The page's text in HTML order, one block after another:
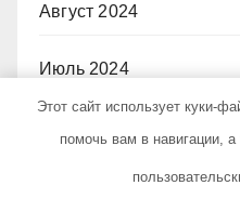
Август 2024
Июль 2024
Этот сайт использует куки-
помочь вам в навигации,